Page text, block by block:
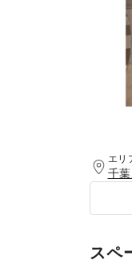
エリ
千
スペ